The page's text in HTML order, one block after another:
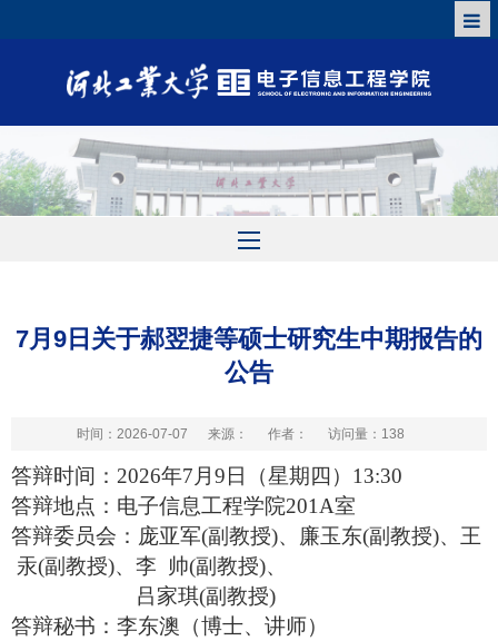
7月9日关于郝翌捷等硕士研究生中期报告的
公告
时间：2026-07-07 来源： 作者： 访问量： 138
答辩时间： 2026年7月9日（星期四）13:30
答辩地点：电子信息工程学院201A室
答辩委员会：庞亚军(副教授)、廉玉东(副教授)、王
汞(副教授)、李 帅(副教授)、
吕家琪(副教授)
答辩秘书：李东澳（博士、讲师）